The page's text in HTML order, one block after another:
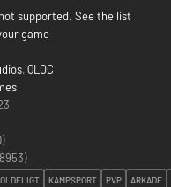
supported. See the list
game
, QLOC
)
KAMPSPORT PVP ARKADE